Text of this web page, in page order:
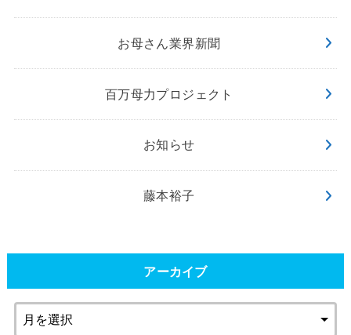
お母さん業界新聞
百万母力プロジェクト
お知らせ
藤本裕子
アーカイブ